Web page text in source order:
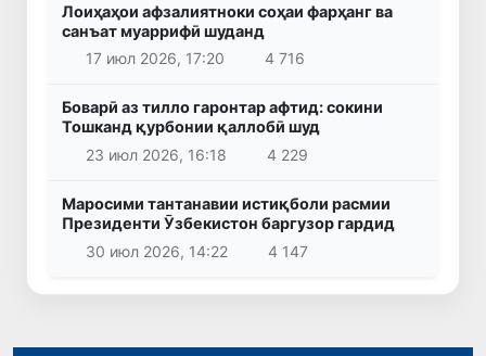
Лоиҳаҳои афзалиятноки соҳаи фарҳанг ва
санъат муаррифӣ шуданд
17 июл 2026, 17:20
4 716
Боварӣ аз тилло гаронтар афтид: сокини
Тошканд қурбонии қаллобӣ шуд
23 июл 2026, 16:18
4 229
Маросими тантанавии истиқболи расмии
Президенти Ӯзбекистон баргузор гардид
30 июл 2026, 14:22
4 147